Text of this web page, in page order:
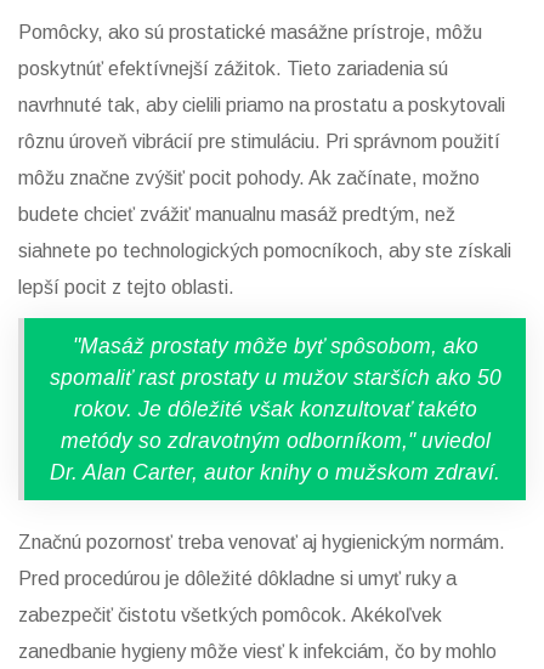
Pomôcky, ako sú prostatické masážne prístroje, môžu
poskytnúť efektívnejší zážitok. Tieto zariadenia sú
navrhnuté tak, aby cielili priamo na prostatu a poskytovali
rôznu úroveň vibrácií pre stimuláciu. Pri správnom použití
môžu značne zvýšiť pocit pohody. Ak začínate, možno
budete chcieť zvážiť manualnu masáž predtým, než
siahnete po technologických pomocníkoch, aby ste získali
lepší pocit z tejto oblasti.
"Masáž prostaty môže byť spôsobom, ako
spomaliť rast prostaty u mužov starších ako 50
rokov. Je dôležité však konzultovať takéto
metódy so zdravotným odborníkom," uviedol
Dr. Alan Carter, autor knihy o mužskom zdraví.
Značnú pozornosť treba venovať aj hygienickým normám.
Pred procedúrou je dôležité dôkladne si umyť ruky a
zabezpečiť čistotu všetkých pomôcok. Akékoľvek
zanedbanie hygieny môže viesť k infekciám, čo by mohlo